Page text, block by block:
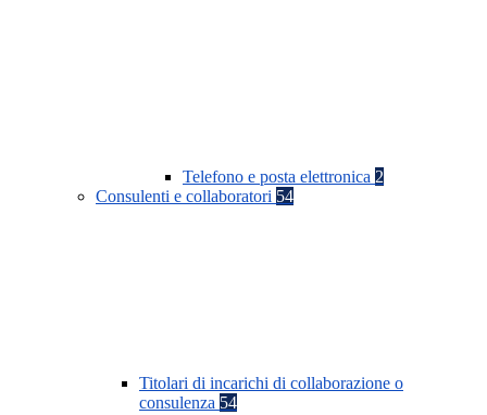
Telefono e posta elettronica 2
Consulenti e collaboratori 54
Titolari di incarichi di collaborazione o
consulenza 54